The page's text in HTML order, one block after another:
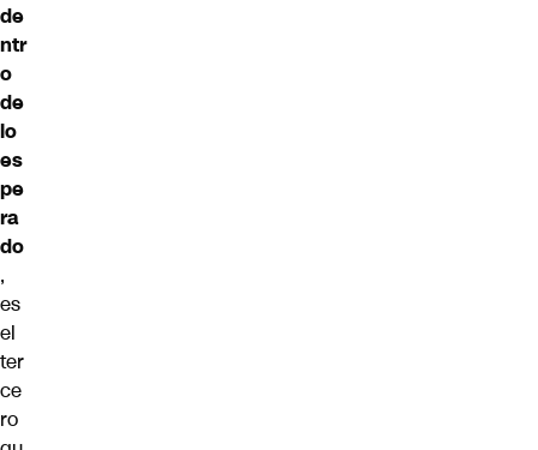
de
ntr
o
de
lo
es
pe
ra
do
,
es
el
ter
ce
ro